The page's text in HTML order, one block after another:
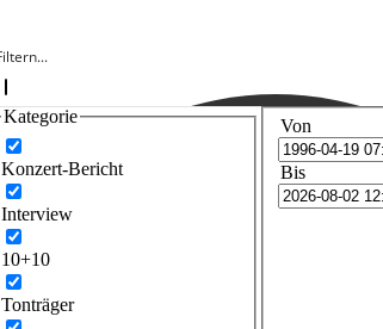
Kategorie
Konzert-Bericht
Interview
10+10
Tonträger
Von
Bis